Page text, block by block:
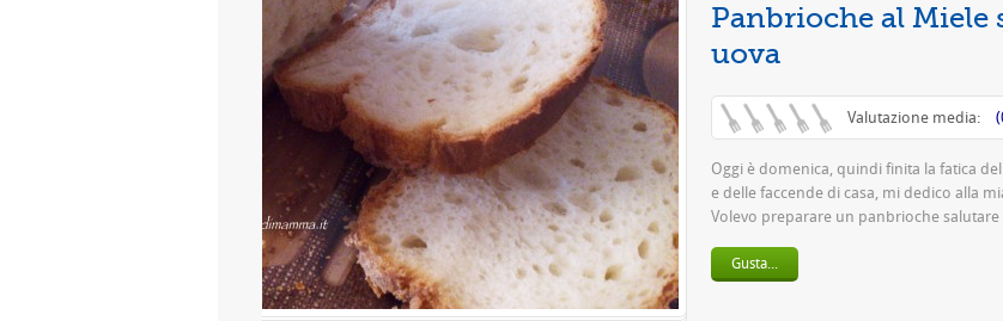
al Miele senza
quindi finita la fatica del lavoro settimanale
di casa, mi dedico alla mia grande passione.